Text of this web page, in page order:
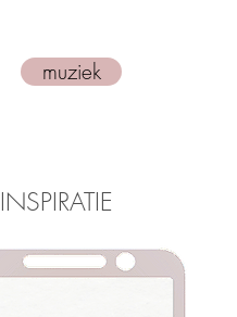
muziek
INSPIRATIE